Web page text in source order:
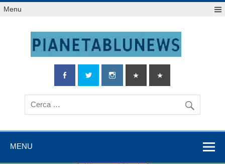
Salta
alMenu
MENU